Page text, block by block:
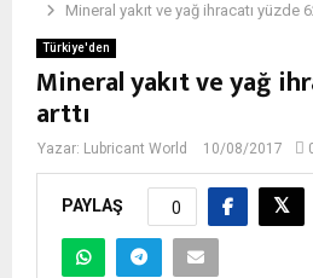
Mineral yakıt ve yağ ihracatı yüzde
Türkiye'den
Mineral yakıt ve yağ
arttı
Yazar: Lubricant World 10/08/2017
PAYLAŞ 0